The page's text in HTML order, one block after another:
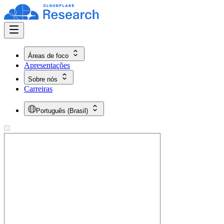
Áreas de foco
Apresentações
Sobre nós
Carreiras
Português (Brasil)